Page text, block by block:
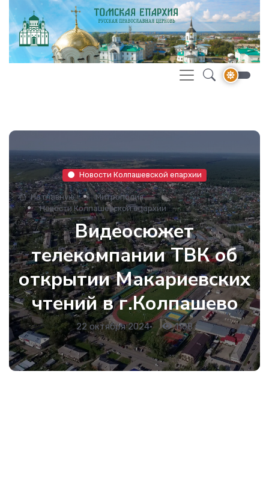
Новости Колпашевской епархии
На главную
Митрополия
Новости Колпашевской епархии
Видеосюжет
телекомпании ТВК об
открытии Макариевских
чтений в г.Колпашево
22 октября 2024• 1108